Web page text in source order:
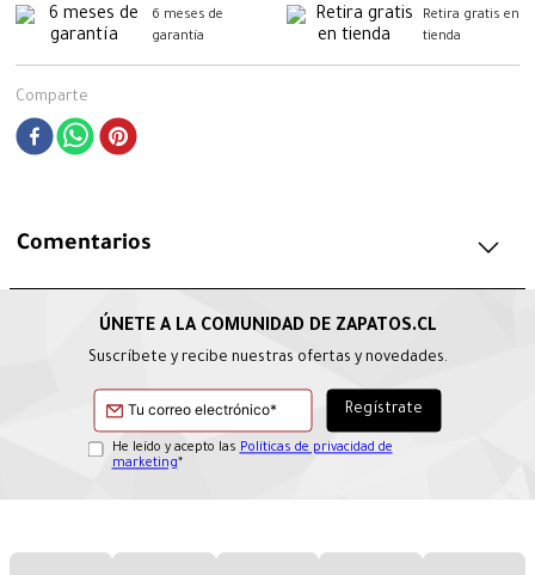
6 meses de
garantía
Retira gratis en
tienda
Comparte
Comentarios
Suscríbete y recibe nuestras ofertas y novedades.
He leído y acepto las Políticas de privacidad de
marketing*